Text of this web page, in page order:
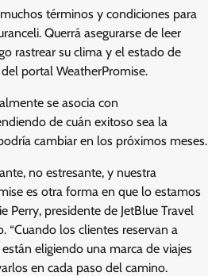
términos y condiciones para
Querrá asegurarse de leer
rastrear su clima y el estado de
portal WeatherPromise.
se asocia con
de cuán exitoso sea la
cambiar en los próximos meses.
no estresante, y nuestra
es otra forma en que lo estamos
Perry, presidente de JetBlue Travel
“Cuando los clientes reservan a
eligiendo una marca de viajes
en cada paso del camino.